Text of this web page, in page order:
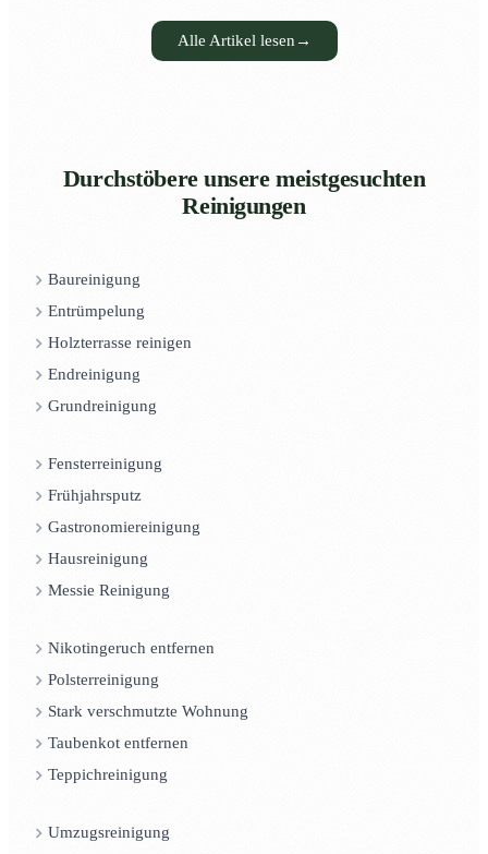
Alle Artikel lesen →
Durchstöbere unsere meistgesuchten
Reinigungen
Baureinigung
Entrümpelung
Holzterrasse reinigen
Endreinigung
Grundreinigung
Fensterreinigung
Frühjahrsputz
Gastronomiereinigung
Hausreinigung
Messie Reinigung
Nikotingeruch entfernen
Polsterreinigung
Stark verschmutzte Wohnung
Taubenkot entfernen
Teppichreinigung
Umzugsreinigung